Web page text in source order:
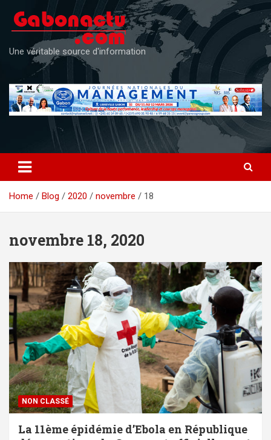
content
Une véritable source d'information
Home Blog 2020 novembre 18
novembre 18, 2020
NON CLASSÉ
La 11ème épidémie d’Ebola en République